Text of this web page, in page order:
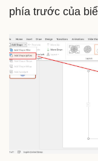
phía trước của